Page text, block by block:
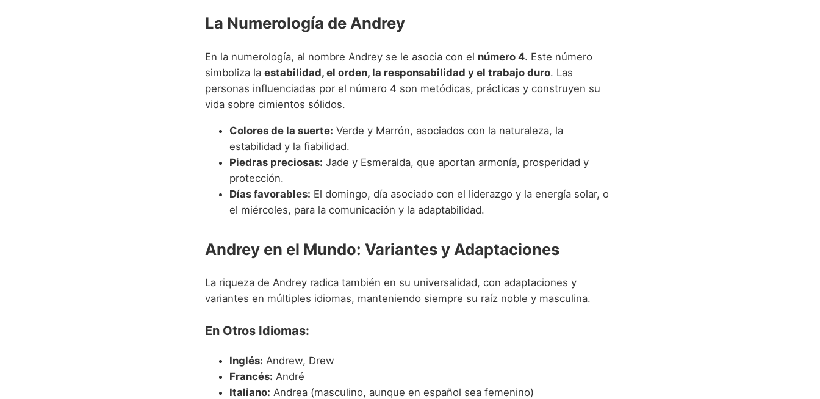
La Numerología de Andrey
En la numerología, al nombre Andrey se le asocia con el número 4. Este número
simboliza la estabilidad, el orden, la responsabilidad y el trabajo duro. Las
personas influenciadas por el número 4 son metódicas, prácticas y construyen su
vida sobre cimientos sólidos.
Colores de la suerte: Verde y Marrón, asociados con la naturaleza, la
estabilidad y la fiabilidad.
Piedras preciosas: Jade y Esmeralda, que aportan armonía, prosperidad y
protección.
Días favorables: El domingo, día asociado con el liderazgo y la energía solar, o
el miércoles, para la comunicación y la adaptabilidad.
Andrey en el Mundo: Variantes y Adaptaciones
La riqueza de Andrey radica también en su universalidad, con adaptaciones y
variantes en múltiples idiomas, manteniendo siempre su raíz noble y masculina.
En Otros Idiomas:
Inglés: Andrew, Drew
Francés: André
Italiano: Andrea (masculino, aunque en español sea femenino)